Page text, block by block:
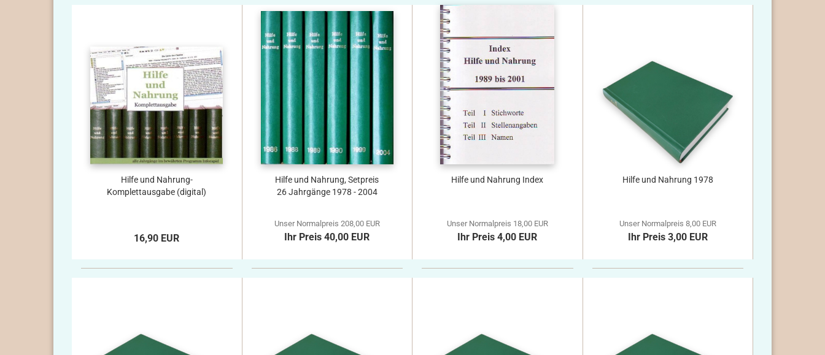
Hilfe und Nahrung-
Komplettausgabe (digital)
16,90 EUR
Hilfe und Nahrung, Setpreis
26 Jahrgänge 1978 - 2004
Unser Normalpreis 208,00 EUR
Ihr Preis 40,00 EUR
Hilfe und Nahrung Index
Unser Normalpreis 18,00 EUR
Ihr Preis 4,00 EUR
Hilfe und Nahrung 1978
Unser Normalpreis 8,00 EUR
Ihr Preis 3,00 EUR